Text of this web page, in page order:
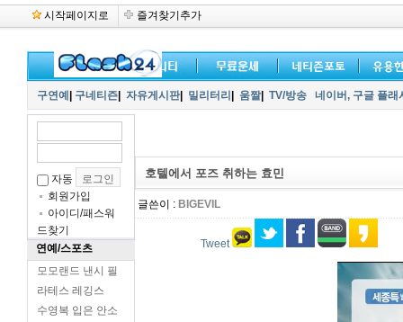
시작페이지로 즐겨찾기추가
구연예 구네티즌 자유게시판| 밀리터리 움짤| TV/방송 네이버, 구글 플
자동
회원가입
아이디/패스워
드찾기
연예/스포츠
모모랜드 낸시 필
라테스 레깅스
수영복 입은 안소
호텔에서 포즈 취하는 효민
글쓴이 : BIGEVIL
Tweet